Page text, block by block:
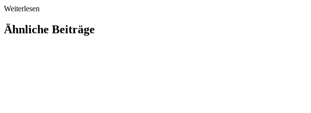
Weiterlesen
Ähnliche Beiträge